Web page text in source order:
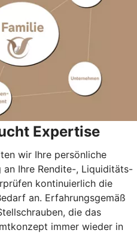
Expertise
wir Ihre persönliche
Ihre Rendite-, Liquiditäts-
kontinuierlich die
an. Erfahrungsgemäß
die das
immer wieder in